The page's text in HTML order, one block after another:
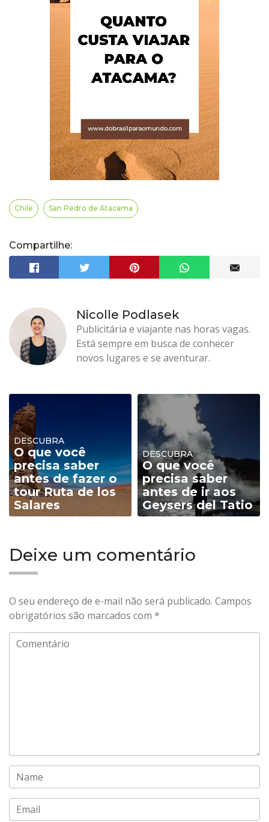
Chile San Pedro de Atacama
Compartilhe:
Nicolle Podlasek
Publicitária e viajante nas horas vagas.
Está sempre em busca de conhecer
novos lugares e se aventurar.
DESCUBRA
O que você
precisa saber
antes de fazer o
tour Ruta de los
Salares
DESCUBRA
O que você
precisa saber
antes de ir aos
Geysers del Tatio
Deixe um comentário
O seu endereço de e-mail não será publicado. Campos
obrigatórios são marcados com *
Comentário
Name
Email